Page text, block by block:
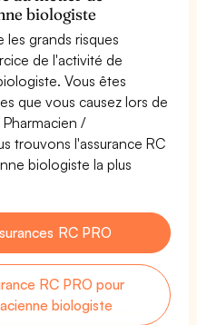
biologiste
grands risques
de l'activité de
Vous êtes
que vous causez lors de
/
trouvons l'assurance RC
biologiste la plus
RC PRO
RC PRO pour
biologiste